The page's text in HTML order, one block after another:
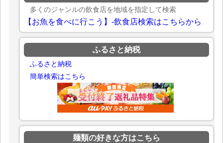
多くのジャンルの飲食店を地域を指定して検索
【お魚を食べに行こう】-飲食店検索はこちらから
ふるさと納税
ふるさと納税
簡単検索はこちら
麺類の好きな方はこちら